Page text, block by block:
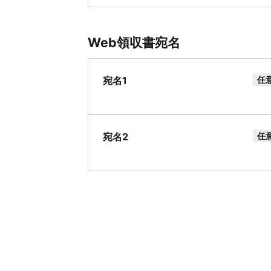
Web領収書宛名
宛名1 任
宛名2 任